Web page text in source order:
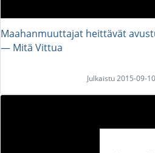
Maahanmuuttajat heittävät
― Mitä Vittua
Julkaistu 2015-09-